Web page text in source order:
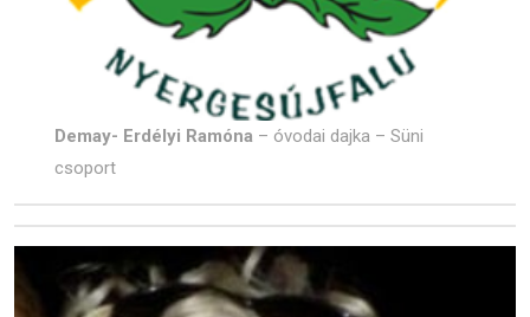
Demay- Erdélyi Ramóna– óvodai dajka – Süni
csoport